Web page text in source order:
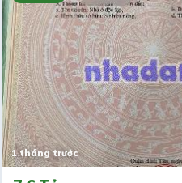
1 tháng trước